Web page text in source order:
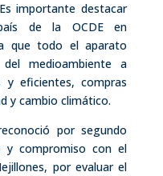
importante destacar
de la OCDE en
que todo el aparato
medioambiente a
y eficientes, compras
y cambio climático.
por segundo
y compromiso con el
por evaluar el